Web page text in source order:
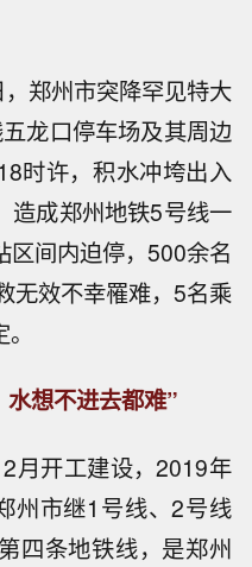
郑州市突降罕见特大
龙口停车场及其周边
时许，积水冲垮出入
造成郑州地铁5号线一
区间内迫停，500余名
无效不幸罹难，5名乘
想不进去都难”
月开工建设，2019年
州市继1号线、2号线
四条地铁线，是郑州